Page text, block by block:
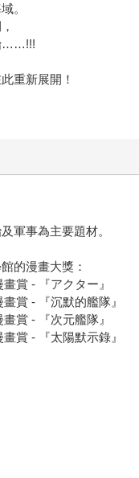
。
……!!!
重新展開！
軍事為主要題材。
的漫畫大獎：
賞 - 『アクター』
賞 - 『沉默的艦隊』
賞 - 『次元艦隊』
賞 - 『太陽默示錄』